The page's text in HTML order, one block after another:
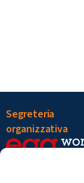
Segreteria
organizzativa